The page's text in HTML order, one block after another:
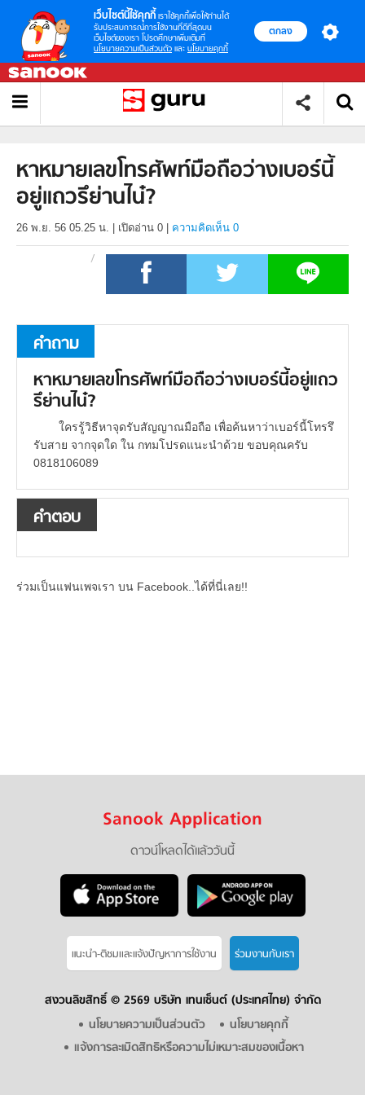
เว็บไซต์นี้ใช้คุกกี้ เราใช้คุกกี้เพื่อให้ท่านได้
รับประสบการณ์การใช้งานที่ดีที่สุดบน
เว็บไซต์ของเรา โปรดศึกษาเพิ่มเติมที่
นโยบายความเป็นส่วนตัว และ นโยบายคุกกี้
ตกลง
หาหมายเลขโทรศัพท์มือถือว่างเบอร์นี้
อยู่แถวรึย่านไน๋?
26 พ.ย. 56 05.25 น. เปิดอ่าน 0 ความคิดเห็น 0
คำถาม
หาหมายเลขโทรศัพท์มือถือว่างเบอร์นี้อยู่แถว
รึย่านไน๋?
ใครรู้วิธีหาจุดรับสัญญาณมือถือ เพื่อค้นหาว่าเบอร์นี้โทรรึ
รับสาย จากจุดใด ใน กทมโปรดแนะนำด้วย ขอบคุณครับ
0818106089
คำตอบ
ร่วมเป็นแฟนเพจเรา บน Facebook..ได้ที่นี่เลย!!
Sanook Application
ดาวน์โหลดได้แล้ววันนี้
แนะนำ-ติชมเเละแจ้งปัญหาการใช้งาน ร่วมงานกับเรา
สงวนลิขสิทธิ์ © 2569 บริษัท เทนเซ็นต์ (ประเทศไทย) จำกัด
นโยบายความเป็นส่วนตัว
นโยบายคุกกี้
แจ้งการละเมิดสิทธิหรือความไม่เหมาะสมของเนื้อหา